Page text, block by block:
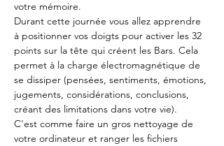
votre mémoire.
Durant cette journée vous allez apprendre
à positionner vos doigts pour activer les 32
points sur la tête qui créent les Bars. Cela
permet à la charge électromagnétique de
se dissiper (pensées, sentiments, émotions,
jugements, considérations, conclusions,
créant des limitations dans votre vie).
C'est comme faire un gros nettoyage de
votre ordinateur et ranger les fichiers